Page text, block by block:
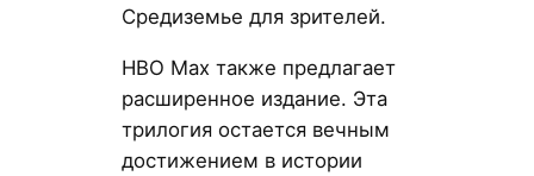
Средиземье для зрителей.
HBO Max также предлагает
расширенное издание. Эта
трилогия остается вечным
достижением в истории